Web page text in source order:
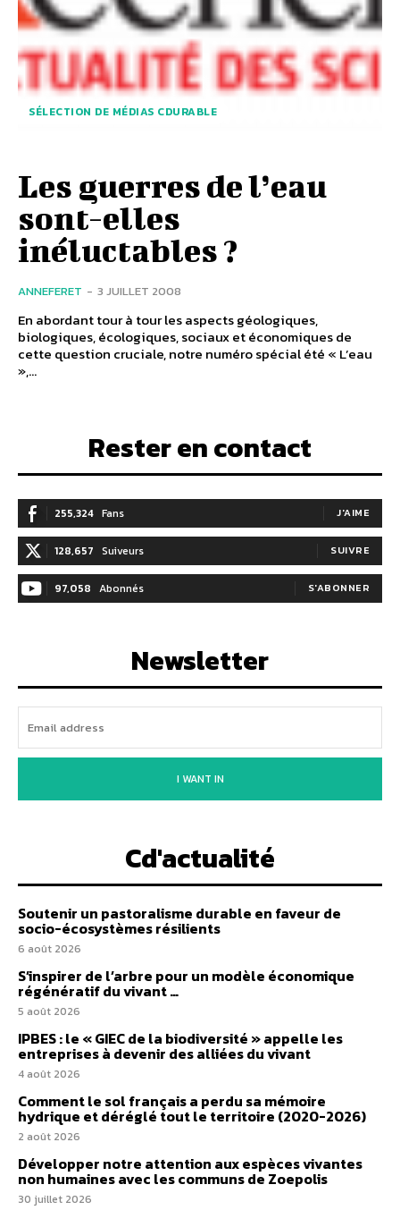
SÉLECTION DE MÉDIAS CDURABLE
Les guerres de l’eau
sont-elles
inéluctables ?
ANNEFERET - 3 JUILLET 2008
En abordant tour à tour les aspects géologiques,
biologiques, écologiques, sociaux et économiques de
cette question cruciale, notre numéro spécial été « L’eau
»,...
Rester en contact
255,324 Fans J'AIME
128,657 Suiveurs SUIVRE
97,058 Abonnés S'ABONNER
Newsletter
I WANT IN
Cd'actualité
Soutenir un pastoralisme durable en faveur de
socio-écosystèmes résilients
6 août 2026
S’inspirer de l’arbre pour un modèle économique
régénératif du vivant …
5 août 2026
IPBES : le « GIEC de la biodiversité » appelle les
entreprises à devenir des alliées du vivant
4 août 2026
Comment le sol français a perdu sa mémoire
hydrique et déréglé tout le territoire (2020-2026)
2 août 2026
Développer notre attention aux espèces vivantes
non humaines avec les communs de Zoepolis
30 juillet 2026